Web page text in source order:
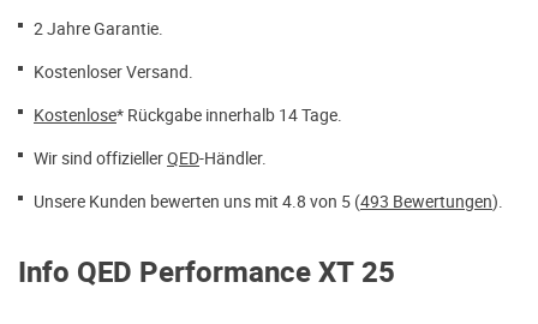
2 Jahre Garantie.
Kostenloser Versand.
Kostenlose* Rückgabe innerhalb 14 Tage.
Wir sind offiziellerQED-Händler.
Unsere Kunden bewerten uns mit 4.8 von 5 (493 Bewertungen).
Info QED Performance XT 25